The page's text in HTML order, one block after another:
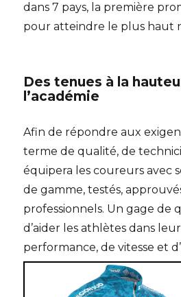
dans 7 pays, la première
pour atteindre le plus haut
Des tenues à la
l’académie
Afin de répondre aux
terme de qualité, de
équipera les coureurs avec
de gamme, testés,
professionnels. Un gage de
d’aider les athlètes dans
performance, de vitesse et